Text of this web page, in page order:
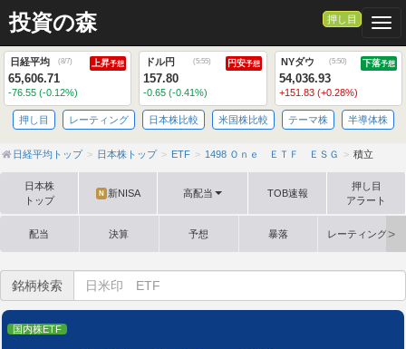
投資の森 押し目
日経平均 (8/7) 上昇予想
65,606.71
-76.55 (-0.12%)
ドル円 (5:55) 円安予想
157.80
-0.65 (-0.41%)
NYダウ (5:50) 下落予想
54,036.93
+151.83 (+0.28%)
押し目 レーティング 日本株比較 米国株比較 テーマ株 半導体株
日経平均トップ 日本株トップ ETF 1498 Ｏｎｅ ＥＴＦ ＥＳＧ 積立
日本株
トップ
N 新NISA 高配当 TOB速報
押し目
アラート
配当 決算 予想 暴落 レーティング格
銘柄検索
国内株ETF